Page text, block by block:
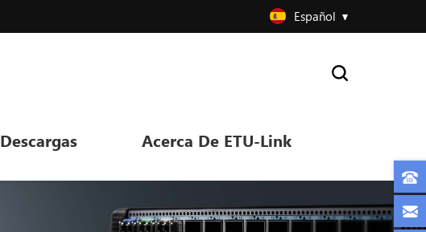
Español
Descargas Acerca De ETU-Link